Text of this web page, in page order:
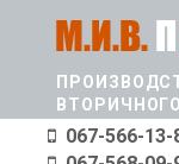
содержанию
067-566-13-